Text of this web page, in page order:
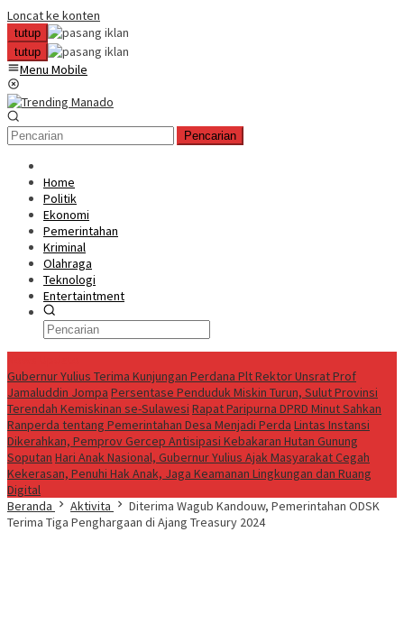
Loncat ke konten
tutup
tutup
Menu Mobile
Pencarian
Home
Politik
Ekonomi
Pemerintahan
Kriminal
Olahraga
Teknologi
Entertaintment
Gubernur Yulius Terima Kunjungan Perdana Plt Rektor Unsrat Prof
Jamaluddin Jompa Persentase Penduduk Miskin Turun, Sulut Provinsi
Terendah Kemiskinan se-Sulawesi Rapat Paripurna DPRD Minut Sahkan
Ranperda tentang Pemerintahan Desa Menjadi Perda Lintas Instansi
Dikerahkan, Pemprov Gercep Antisipasi Kebakaran Hutan Gunung
Soputan Hari Anak Nasional, Gubernur Yulius Ajak Masyarakat Cegah
Kekerasan, Penuhi Hak Anak, Jaga Keamanan Lingkungan dan Ruang
Digital
Beranda
Aktivita
Diterima Wagub Kandouw, Pemerintahan ODSK
Terima Tiga Penghargaan di Ajang Treasury 2024